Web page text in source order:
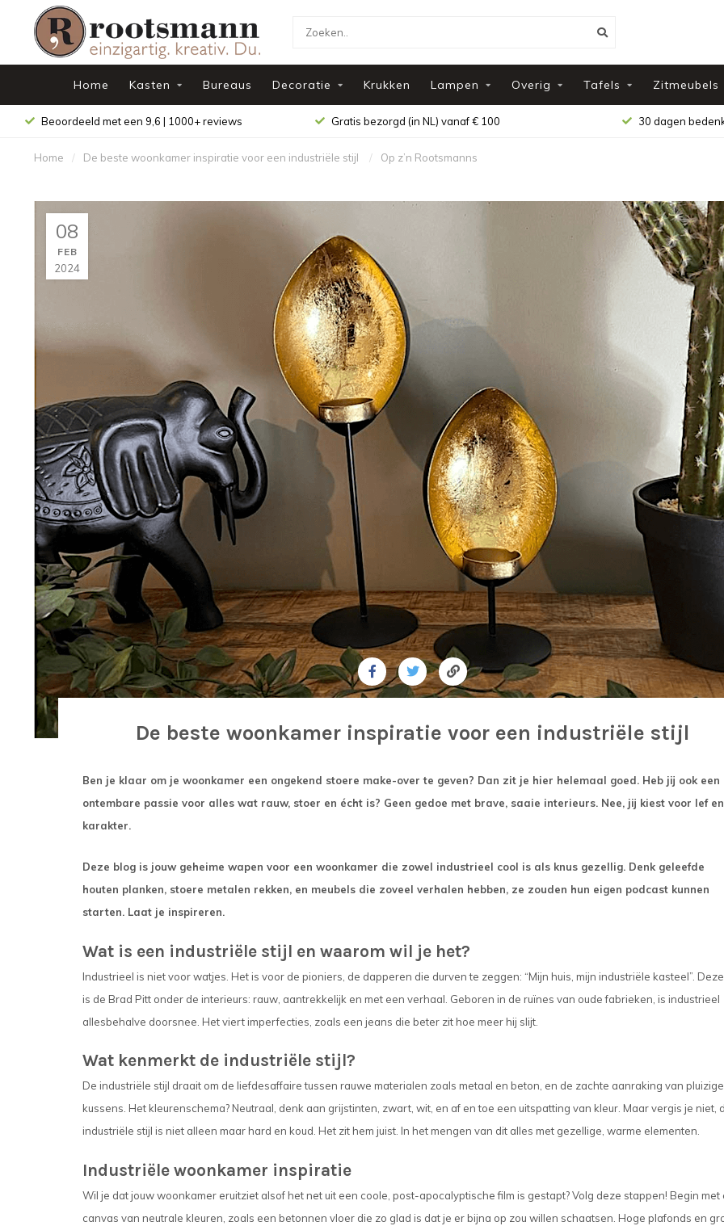
Home Kasten Bureaus Decoratie Krukken Lampen Overig Tafels Zitmeubels
Beoordeeld met een 9,6 | 1000+ reviews Gratis bezorgd (in NL) vanaf € 100 30 dagen
Home / De beste woonkamer inspiratie voor een industriële stijl / Op z’n Rootsmanns
08
FEB
2024
De beste woonkamer inspiratie voor een industriële stijl
Ben je klaar om je woonkamer een ongekend stoere make-over te geven? Dan zit je hier helemaal goed. Heb jij ook een
ontembare passie voor alles wat rauw, stoer en écht is? Geen gedoe met brave, saaie interieurs. Nee, jij kiest voor lef en
karakter.
Deze blog is jouw geheime wapen voor een woonkamer die zowel industrieel cool is als knus gezellig. Denk geleefde
houten planken, stoere metalen rekken, en meubels die zoveel verhalen hebben, ze zouden hun eigen podcast kunnen
starten. Laat je inspireren.
Wat is een industriële stijl en waarom wil je het?
Industrieel is niet voor watjes. Het is voor de pioniers, de dapperen die durven te zeggen: “Mijn huis, mijn industriële kasteel”.
is de Brad Pitt onder de interieurs: rauw, aantrekkelijk en met een verhaal. Geboren in de ruïnes van oude fabrieken, is industrieel
allesbehalve doorsnee. Het viert imperfecties, zoals een jeans die beter zit hoe meer hij slijt.
Wat kenmerkt de industriële stijl?
De industriële stijl draait om de liefdesaffaire tussen rauwe materialen zoals metaal en beton, en de zachte aanraking van pluizige
kussens. Het kleurenschema? Neutraal, denk aan grijstinten, zwart, wit, en af en toe een uitspatting van kleur. Maar vergis je niet,
industriële stijl is niet alleen maar hard en koud. Het zit hem juist. In het mengen van dit alles met gezellige, warme elementen.
Industriële woonkamer inspiratie
Wil je dat jouw woonkamer eruitziet alsof het net uit een coole, post-apocalyptische film is gestapt? Volg deze stappen! Begin met
canvas van neutrale kleuren, zoals een betonnen vloer die zo glad is dat je er bijna op zou willen schaatsen. Hoge plafonds en